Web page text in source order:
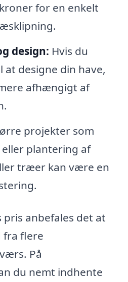
for en enkelt
design: Hvis du
designe din have,
afhængigt af
projekter som
plantering af
træer kan være en
anbefales det at
fra flere
På
du nemt indhente